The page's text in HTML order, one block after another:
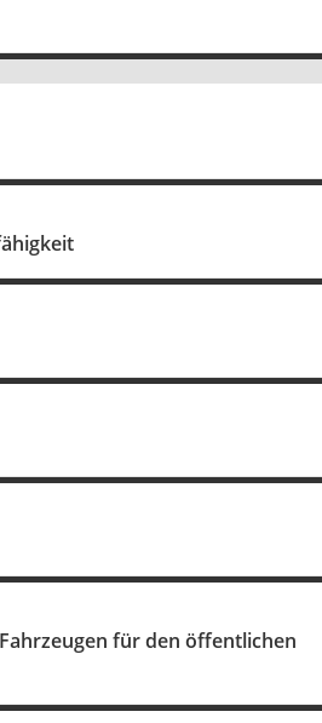
für den öffentlichen